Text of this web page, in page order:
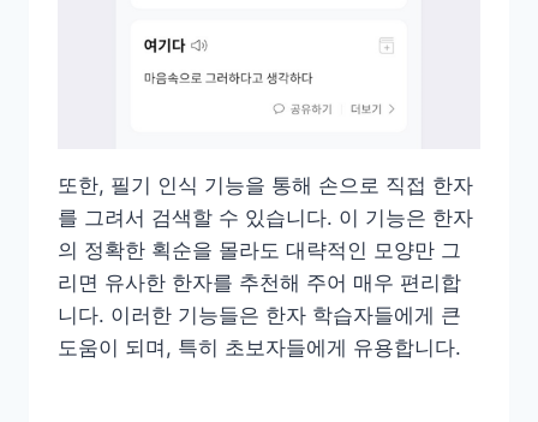
또한, 필기 인식 기능을 통해 손으로 직접 한자
를 그려서 검색할 수 있습니다. 이 기능은 한자
의 정확한 획순을 몰라도 대략적인 모양만 그
리면 유사한 한자를 추천해 주어 매우 편리합
니다. 이러한 기능들은 한자 학습자들에게 큰
도움이 되며, 특히 초보자들에게 유용합니다.